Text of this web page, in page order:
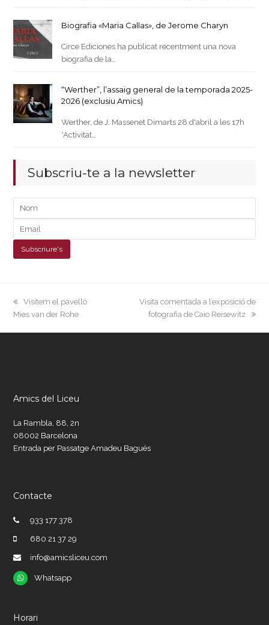
Biografia «Maria Callas», de Jerome Charyn
Circe Ediciones ha publicat recentment una nova
biografia de la…
“Werther”, l’assaig general de la temporada 2025-
2026 (exclusiu Amics)
Werther, de J. Massenet Dimarts 28 d'abril a les 17h
*Activitat…
Subscriu-te a la newsletter
previous
post:
Visitem el pavelló
Mies van der Rohe
next
post:
Visita comentada a l’exposició de
fotografia de Caio Reisewitz
Amics del Liceu
La Rambla, 88, 2n
08002 Barcelona
Entrada per Passatge Amadeu Bagués
Contacte
933 177 378
680 21 37 29
info@amicsliceu.com
Whatsapp
Whatsapp
Horari